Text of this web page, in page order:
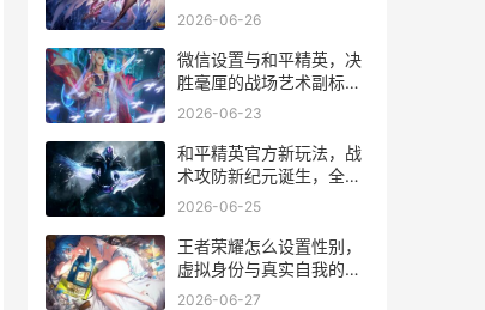
趣**
2026-06-26
微信设置与和平精英，决
胜毫厘的战场艺术副标
题，高手未曾明言的操控
2026-06-23
和平精英官方新玩法，战
术攻防新纪元诞生，全新
镜像攻防模式深度解析
2026-06-25
王者荣耀怎么设置性别，
虚拟身份与真实自我的交
汇
2026-06-27